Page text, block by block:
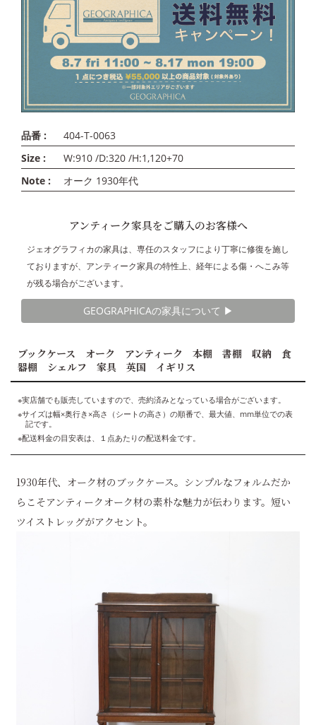
品番 :
404-T-0063
Size :
W:910 /D:320 /H:1,120+70
Note :
オーク 1930年代
アンティーク家具をご購入のお客様へ
ジェオグラフィカの家具は、専任のスタッフにより丁寧に修復を施し
ておりますが、アンティーク家具の特性上、経年による傷・へこみ等
が残る場合がございます。
GEOGRAPHICAの家具について ▶︎
ブックケース オーク アンティーク 本棚 書棚 収納 食
器棚 シェルフ 家具 英国 イギリス
※実店舗でも販売していますので、売約済みとなっている場合がございます。
※サイズは幅×奥行き×高さ（シートの高さ）の順番で、最大値、mm単位での表
記です。
※配送料金の目安表は、１点あたりの配送料金です。
1930年代、オーク材のブックケース。シンプルなフォルムだか
らこそアンティークオーク材の素朴な魅力が伝わります。短い
ツイストレッグがアクセント。